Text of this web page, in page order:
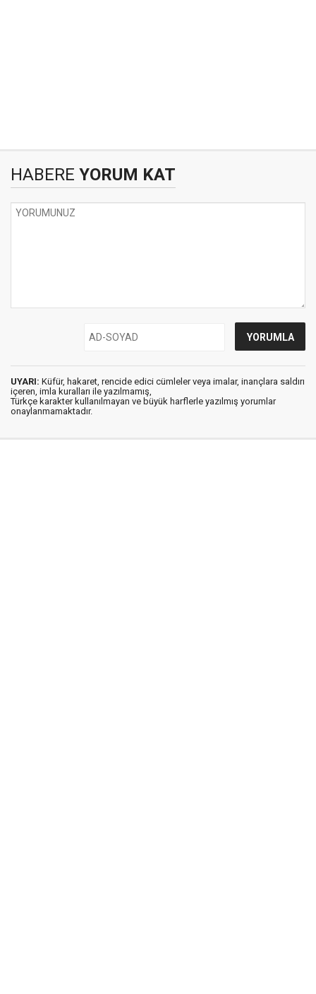
HABERE YORUM KAT
UYARI: Küfür, hakaret, rencide edici cümleler veya imalar, inançlara saldırı
içeren, imla kuralları ile yazılmamış,
Türkçe karakter kullanılmayan ve büyük harflerle yazılmış yorumlar
onaylanmamaktadır.